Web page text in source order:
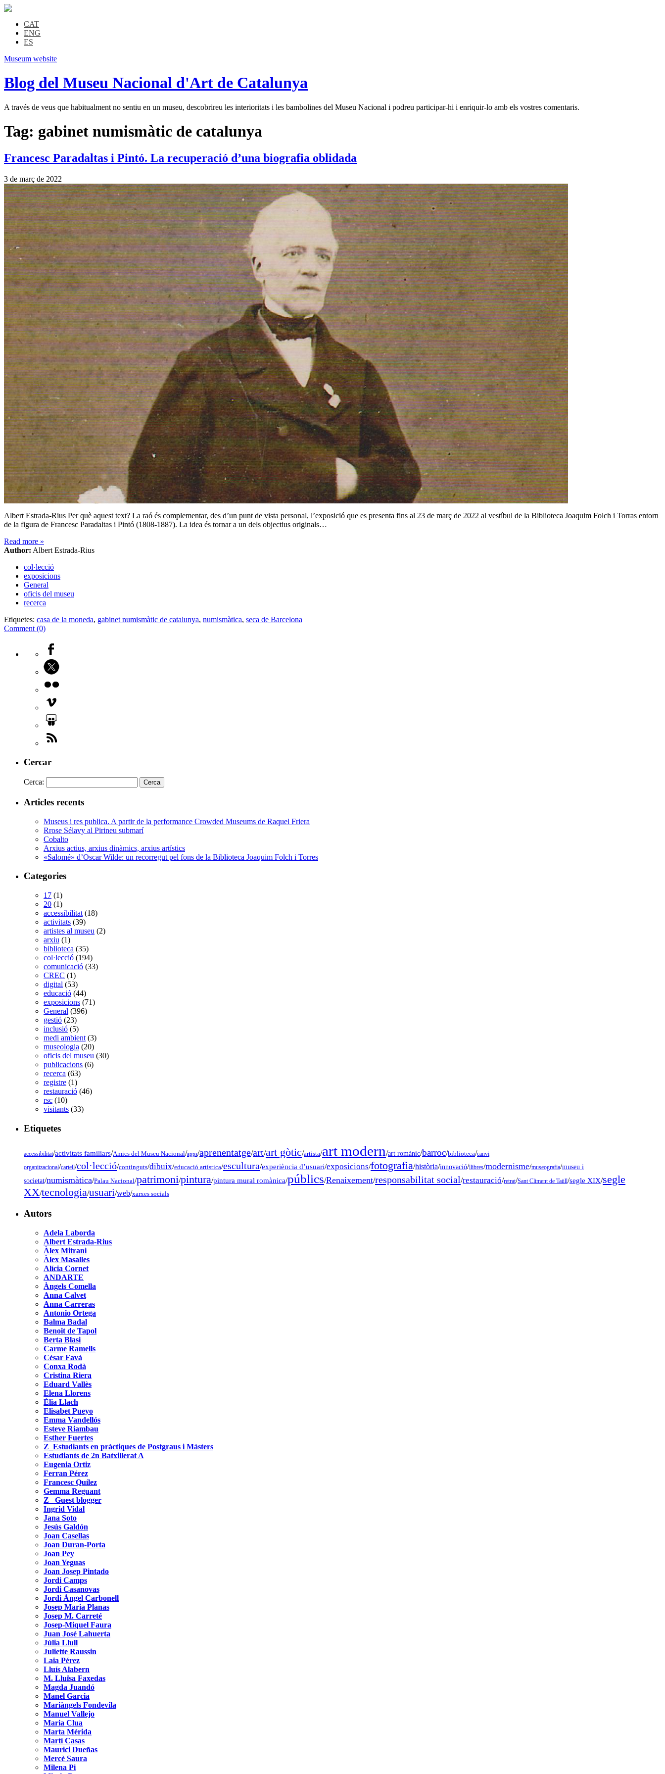
CAT
ENG
ES
Museum website
Blog del Museu Nacional d'Art de Catalunya
A través de veus que habitualment no sentiu en un museu, descobrireu les interioritats i les bambolines del Museu Nacional i podreu participar-hi i enriquir-lo amb els vostres comentaris.
Tag: gabinet numismàtic de catalunya
Francesc Paradaltas i Pintó. La recuperació d’una biografia oblidada
3 de març de 2022
Albert Estrada-Rius Per què aquest text? La raó és complementar, des d’un punt de vista personal, l’exposició que es presenta fins al 23 de març de 2022 al vestíbul de la Biblioteca Joaquim Folch i Torras entorn
de la figura de Francesc Paradaltas i Pintó (1808-1887). La idea és tornar a un dels objectius originals…
Read more »
Author: Albert Estrada-Rius
col·lecció
exposicions
General
oficis del museu
recerca
Etiquetes: casa de la moneda, gabinet numismàtic de catalunya, numismàtica, seca de Barcelona
Comment (0)
Cercar
Cerca:
Articles recents
Museus i res publica. A partir de la performance Crowded Museums de Raquel Friera
Rrose Sélavy al Pirineu submarí
Cobalto
Arxius actius, arxius dinàmics, arxius artístics
«Salomé» d’Oscar Wilde: un recorregut pel fons de la Biblioteca Joaquim Folch i Torres
Categories
17 (1)
20 (1)
accessibilitat (18)
activitats (39)
artistes al museu (2)
arxiu (1)
biblioteca (35)
col·lecció (194)
comunicació (33)
CREC (1)
digital (53)
educació (44)
exposicions (71)
General (396)
gestió (23)
inclusió (5)
medi ambient (3)
museologia (20)
oficis del museu (30)
publicacions (6)
recerca (63)
registre (1)
restauració (46)
rsc (10)
visitants (33)
Etiquetes
accessibilitat/activitats familiars/Amics del Museu Nacional/apps/aprenentatge/art/art gòtic/artista/art modern/art romànic/barroc/biblioteca/canvi
organitzacional/cartell/col·lecció/continguts/dibuix/educació artística/escultura/experiència d’usuari/exposicions/fotografia/història/innovació/llibres/modernisme/museografia/museu i
societat/numismàtica/Palau Nacional/patrimoni/pintura/pintura mural romànica/públics/Renaixement/responsabilitat social/restauració/retrat/Sant Climent de Taüll/segle XIX/segle
XX/tecnologia/usuari/web/xarxes socials
Autors
Adela Laborda
Albert Estrada-Rius
Àlex Mitrani
Àlex Masalles
Alícia Cornet
ANDARTE
Àngels Comella
Anna Calvet
Anna Carreras
Antonio Ortega
Balma Badal
Benoit de Tapol
Berta Blasi
Carme Ramells
Cèsar Favà
Conxa Rodà
Cristina Riera
Eduard Vallès
Elena Llorens
Èlia Llach
Elisabet Pueyo
Emma Vandellós
Esteve Riambau
Esther Fuertes
Z_Estudiants en pràctiques de Postgraus i Màsters
Estudiants de 2n Batxillerat A
Eugenia Ortiz
Ferran Pérez
Francesc Quílez
Gemma Reguant
Z_ Guest blogger
Ingrid Vidal
Jana Soto
Jesús Galdón
Joan Casellas
Joan Duran-Porta
Joan Pey
Joan Yeguas
Joan Josep Pintado
Jordi Camps
Jordi Casanovas
Jordi Àngel Carbonell
Josep Maria Planas
Josep M. Carreté
Josep-Miquel Faura
Juan José Lahuerta
Júlia Llull
Juliette Raussin
Laia Pérez
Lluís Alabern
M. Lluïsa Faxedas
Magda Juandó
Manel Garcia
Mariàngels Fondevila
Manuel Vallejo
Maria Clua
Marta Mérida
Martí Casas
Maurici Dueñas
Mercè Saura
Milena Pi